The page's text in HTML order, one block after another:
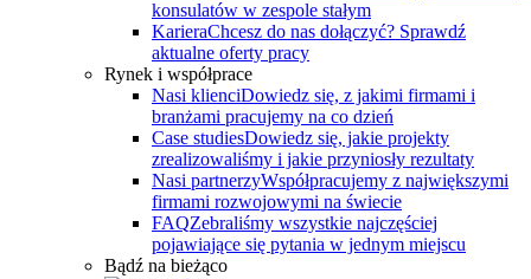
konsulatów w zespole stałym
KarieraChcesz do nas dołączyć? Sprawdź
aktualne oferty pracy
Rynek i współprace
Nasi klienciDowiedz się, z jakimi firmami i
branżami pracujemy na co dzień
Case studiesDowiedz się, jakie projekty
zrealizowaliśmy i jakie przyniosły rezultaty
Nasi partnerzyWspółpracujemy z największymi
firmami rozwojowymi na świecie
FAQZebraliśmy wszystkie najczęściej
pojawiające się pytania w jednym miejscu
Bądź na bieżąco